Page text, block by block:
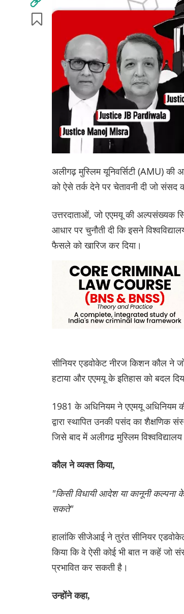
अलीगढ़ मुस्लिम यूनिवर्सिटी (AMU) की
को ऐसे तर्क देने पर चेतावनी दी जो संसद
उत्तरदाताओं, जो एएमयू की अल्पसंख्यक
आधार पर चुनौती दी कि इसने
फैसले को खारिज कर दिया।
सीनियर एडवोकेट नीरज किशन कौल ने
हटाया और एएमयू के इतिहास को बदल
1981 के अधिनियम ने एएमयू अधिनियम
द्वारा स्थापित उनकी पसंद का
जिसे बाद में अलीगढ मुस्लिम
कौल ने व्यक्त किया,
"किसी विधायी आदेश या कानूनी कल्पना
सकते"
हालांकि सीजेआई ने तुरंत सीनियर
किया कि वे ऐसी कोई भी बात न कहें जो
प्रभावित कर सकती है।
उन्होंने कहा,